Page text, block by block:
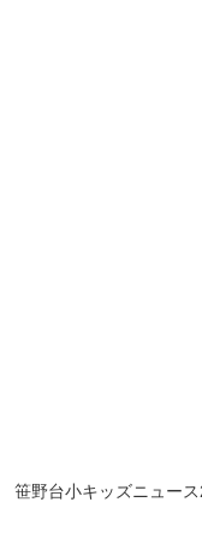
笹野台小キッズニュー